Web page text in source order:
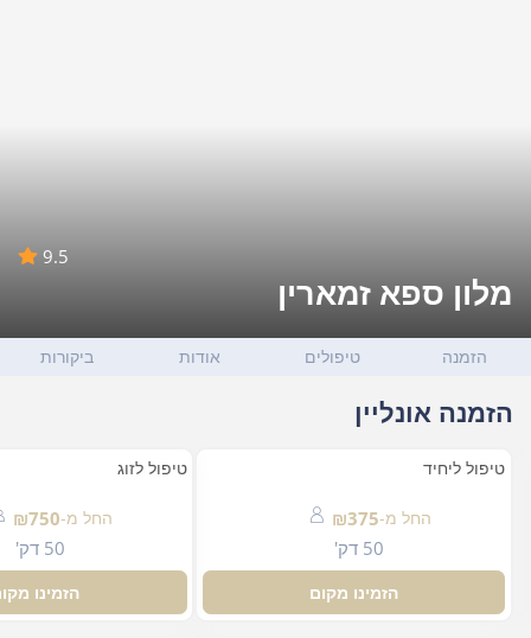
9.5
מלון ספא זמארין
הזמנה טיפולים אודות ביקורות
הזמנה אונליין
טיפול ליחיד
החל מ-₪375
50 דק'
הזמינו מקום
טיפול לזוג
החל מ-₪750
50 דק'
הזמינו